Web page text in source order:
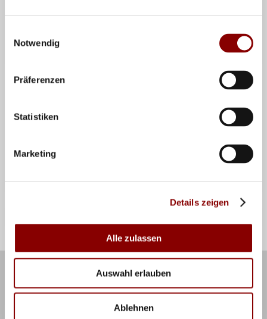
Notwendig
Präferenzen
Statistiken
Marketing
Details zeigen
Alle zulassen
Auswahl erlauben
Ablehnen
Geschäftsstelle
Landesverbände
Impressum
Datenschutz